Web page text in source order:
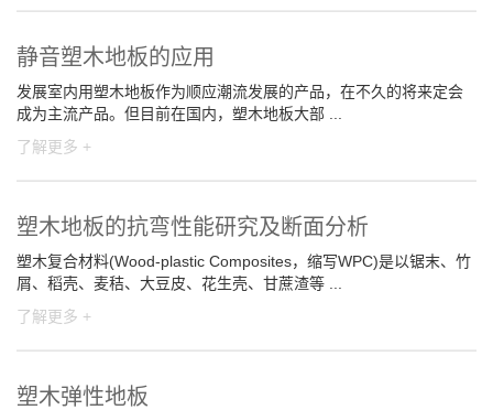
静音塑木地板的应用
发展室内用塑木地板作为顺应潮流发展的产品，在不久的将来定会
成为主流产品。但目前在国内，塑木地板大部 ...
了解更多 +
塑木地板的抗弯性能研究及断面分析
塑木复合材料(Wood-plastic Composites，缩写WPC)是以锯末、竹
屑、稻壳、麦秸、大豆皮、花生壳、甘蔗渣等 ...
了解更多 +
塑木弹性地板